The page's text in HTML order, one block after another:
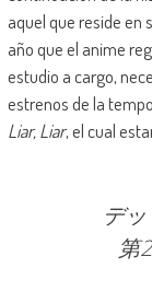
aquel que reside en
año que el anime
estudio a cargo,
estrenos de la
Liar, Liar, el cual
デ
第